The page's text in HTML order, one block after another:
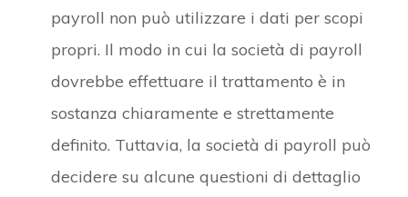
payroll non può utilizzare i dati per scopi
propri. Il modo in cui la società di payroll
dovrebbe effettuare il trattamento è in
sostanza chiaramente e strettamente
definito. Tuttavia, la società di payroll può
decidere su alcune questioni di dettaglio